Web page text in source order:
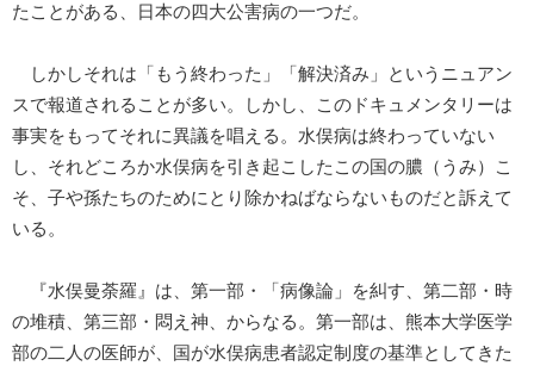
たことがある、日本の四大公害病の一つだ。
しかしそれは「もう終わった」「解決済み」というニュアン
スで報道されることが多い。しかし、このドキュメンタリーは
事実をもってそれに異議を唱える。水俣病は終わっていない
し、それどころか水俣病を引き起こしたこの国の膿（うみ）こ
そ、子や孫たちのためにとり除かねばならないものだと訴えて
いる。
『水俣曼荼羅』は、第一部・「病像論」を糾す、第二部・時
の堆積、第三部・悶え神、からなる。第一部は、熊本大学医学
部の二人の医師が、国が水俣病患者認定制度の基準としてきた